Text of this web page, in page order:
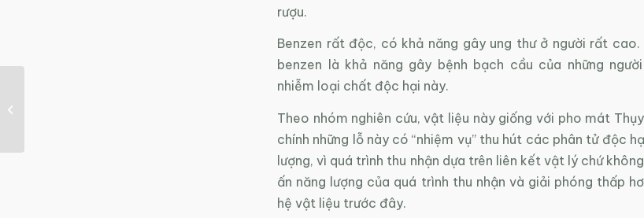
rượu.
Benzen rất độc, có khả năng gây ung thư ở người rất cao.
benzen là khả năng gây bệnh bạch cầu của những
nhiễm loại chất độc hại này.
Theo nhóm nghiên cứu, vật liệu này giống với pho mát
chính những lỗ này có “nhiệm vụ” thu hút các phân tử độc
lượng, vì quá trình thu nhận dựa trên liên kết vật lý chứ
ấn năng lượng của quá trình thu nhận và giải phóng thấp
hệ vật liệu trước đây.